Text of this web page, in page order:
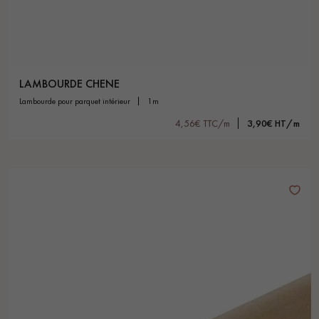
Obtenez un devis gratuit !
LAMBOURDE CHENE
lambourde pour parquet intérieur 1m
4,56€ TTC/m 3,90€ HT/m